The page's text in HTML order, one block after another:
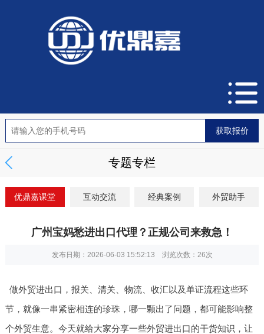
专题专栏
优鼎嘉课堂 互动交流 经典案例 外贸助手
广州宝妈愁进出口代理？正规公司来救急！
发布日期：2026-06-03 15:52:13 浏览次数： 26次
做外贸进出口，报关、清关、物流、收汇以及单证流程这些环
节，就像一串紧密相连的珍珠，哪一颗出了问题，都可能影响整
个外贸生意。今天就给大家分享一些外贸进出口的干货知识，让